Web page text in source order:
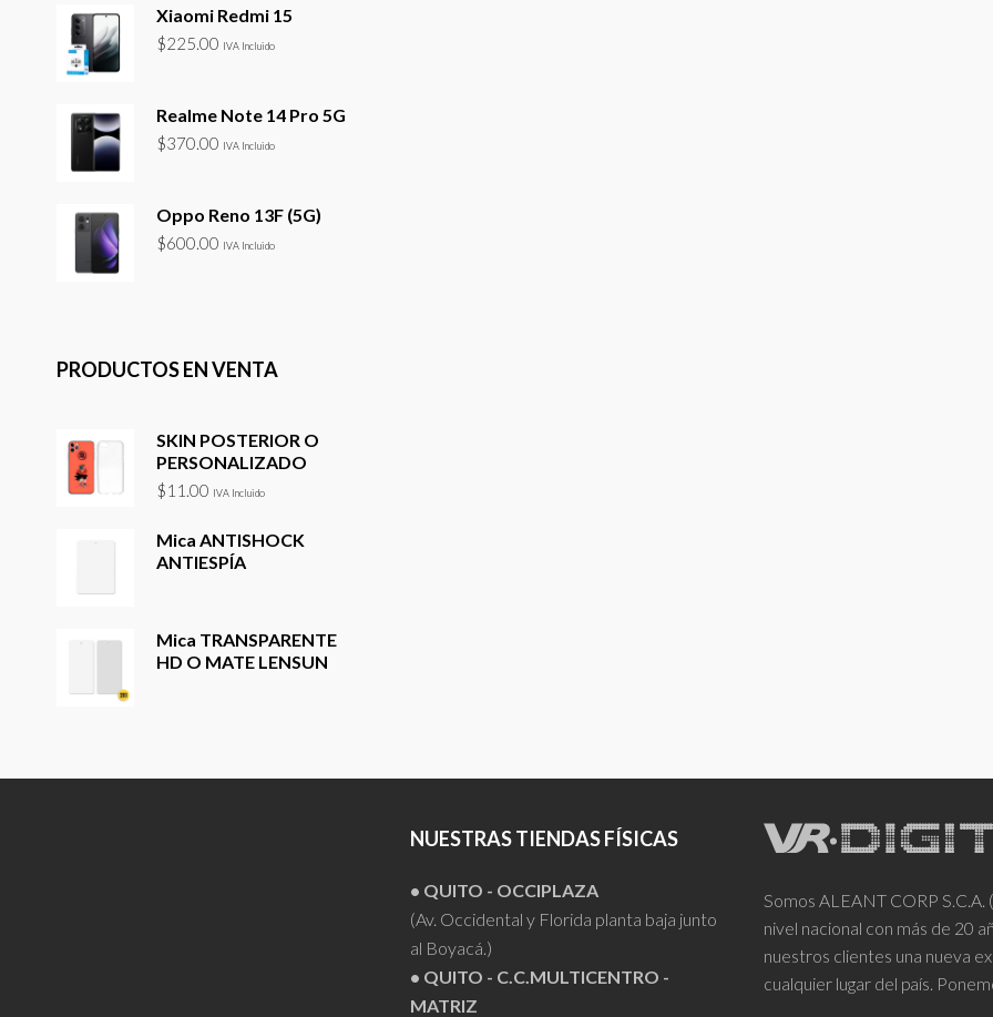
Xiaomi Redmi 15
$225.00 IVA Incluido
Realme Note 14 Pro 5G
$370.00 IVA Incluido
Oppo Reno 13F (5G)
$600.00 IVA Incluido
PRODUCTOS EN VENTA
SKIN POSTERIOR O
PERSONALIZADO
$11.00 IVA Incluido
Mica ANTISHOCK
ANTIESPÍA
Mica TRANSPARENTE
HD O MATE LENSUN
NUESTRAS TIENDAS FÍSICAS
• QUITO - OCCIPLAZA
(Av. Occidental y Florida planta baja junto
al Boyacá.)
• QUITO - C.C.MULTICENTRO -
MATRIZ
Somos ALEANT CORP
nivel nacional con más de 20
nuestros clientes una nueva
cualquier lugar del país.